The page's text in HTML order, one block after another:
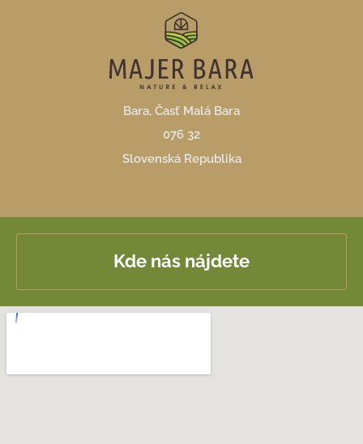
Bara, Časť Malá Bara
076 32
Slovenská Republika
Kde nás nájdete